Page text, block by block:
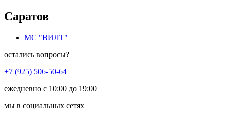
Саратов
МС "ВИЛТ"
остались вопросы?
+7 (925) 506-50-64
ежедневно с 10:00 до 19:00
мы в социальных сетях